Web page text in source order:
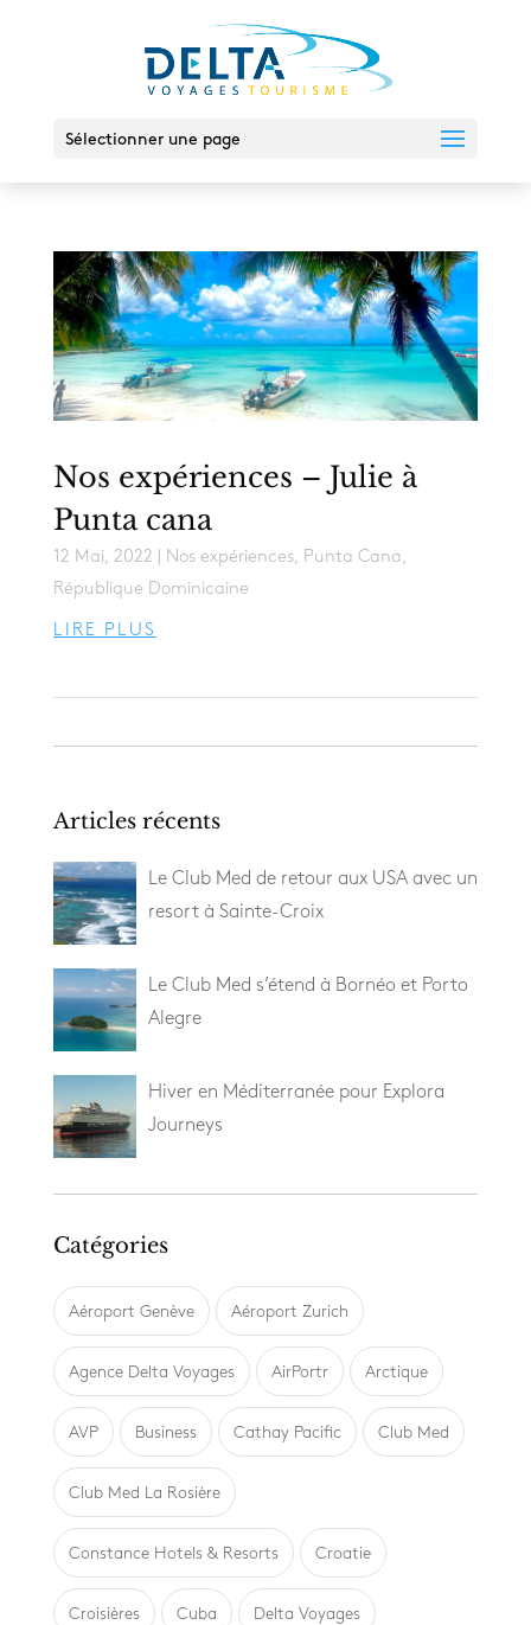
Sélectionner une page
Nos expériences – Julie à
Punta cana
12 Mai, 2022 Nos expériences, Punta Cana ,
République Dominicaine
LIRE PLUS
Articles récents
Le Club Med de retour aux USA avec un
resort à Sainte-Croix
Le Club Med s’étend à Bornéo et Porto
Alegre
Hiver en Méditerranée pour Explora
Journeys
Catégories
Aéroport Genève Aéroport Zurich
Agence Delta Voyages AirPortr Arctique
AVP Business Cathay Pacific Club Med
Club Med La Rosière
Constance Hotels & Resorts Croatie
Croisières Cuba Delta Voyages